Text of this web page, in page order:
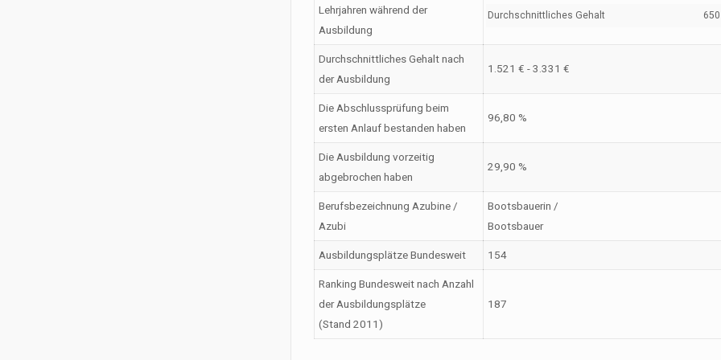
Lehrjahren während der
Ausbildung
Durchschnittliches Gehalt
Durchschnittliches Gehalt nach
der Ausbildung
1.521 € - 3.331 €
Die Abschlussprüfung beim
ersten Anlauf bestanden haben
96,80 %
Die Ausbildung vorzeitig
abgebrochen haben
29,90 %
Berufsbezeichnung Azubine /
Azubi
Bootsbauerin /
Bootsbauer
Ausbildungsplätze Bundesweit 154
Ranking Bundesweit nach Anzahl
der Ausbildungsplätze
(Stand 2011)
187